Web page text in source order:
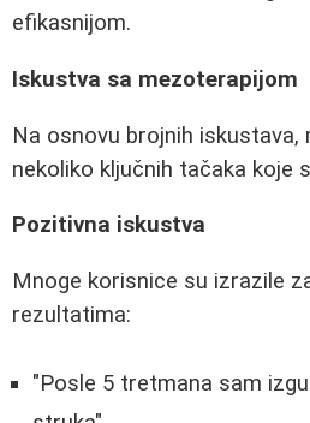
efikasnijom.
Iskustva sa mezoterapijom
Na osnovu brojnih
nekoliko ključnih tačaka koje
Pozitivna iskustva
Mnoge korisnice su izrazile
rezultatima:
"Posle 5 tretmana sam